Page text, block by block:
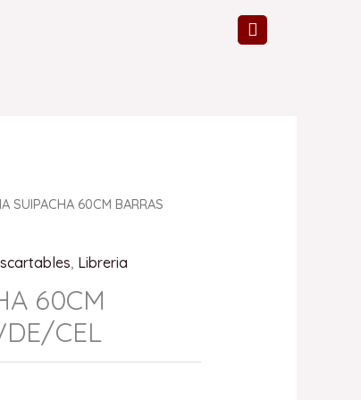
SUIPACHA 60CM BARRAS
, Libreria
60CM
CEL